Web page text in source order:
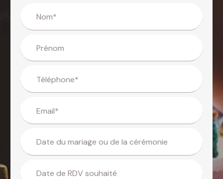
Nom*
Prénom
Téléphone*
Email*
Date du mariage ou de la cérémonie
Date de RDV souhaité